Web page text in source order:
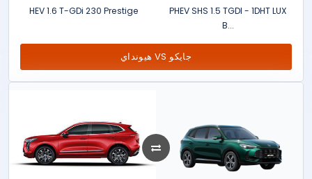
HEV 1.6 T-GDi 230 Prestige
PHEV SHS 1.5 TGDI - 1DHT LUX
B...
هيونداي VS جايكو